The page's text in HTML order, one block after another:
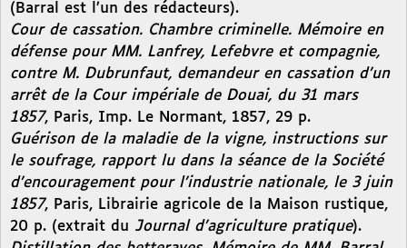
(Barral est l’un des rédacteurs).
Cour de cassation. Chambre criminelle. Mémoire en
défense pour MM. Lanfrey, Lefebvre et compagnie,
contre M. Dubrunfaut, demandeur en cassation d’un
arrêt de la Cour impériale de Douai, du 31 mars
1857, Paris, Imp. Le Normant, 1857, 29 p.
Guérison de la maladie de la vigne, instructions sur
le soufrage, rapport lu dans la séance de la Société
d’encouragement pour l’industrie nationale, le 3 juin
1857, Paris, Librairie agricole de la Maison rustique,
20 p. (extrait du Journal d’agriculture pratique).